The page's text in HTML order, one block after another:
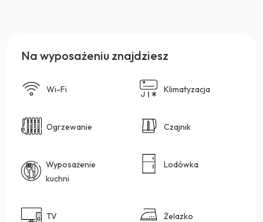
Na wyposażeniu znajdziesz
Wi-Fi Klimatyzacja
Ogrzewanie Czajnik
Wyposażenie
kuchni
Lodówka
TV Żelazko